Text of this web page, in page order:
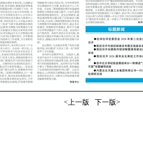
<上一版 下一版>